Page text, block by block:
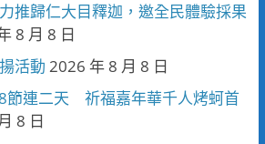
推歸仁大目釋迦，邀全民體驗採果
8 月 8 日
活動 2026 年 8 月 8 日
節連二天 祈福嘉年華千人烤蚵首
8 日